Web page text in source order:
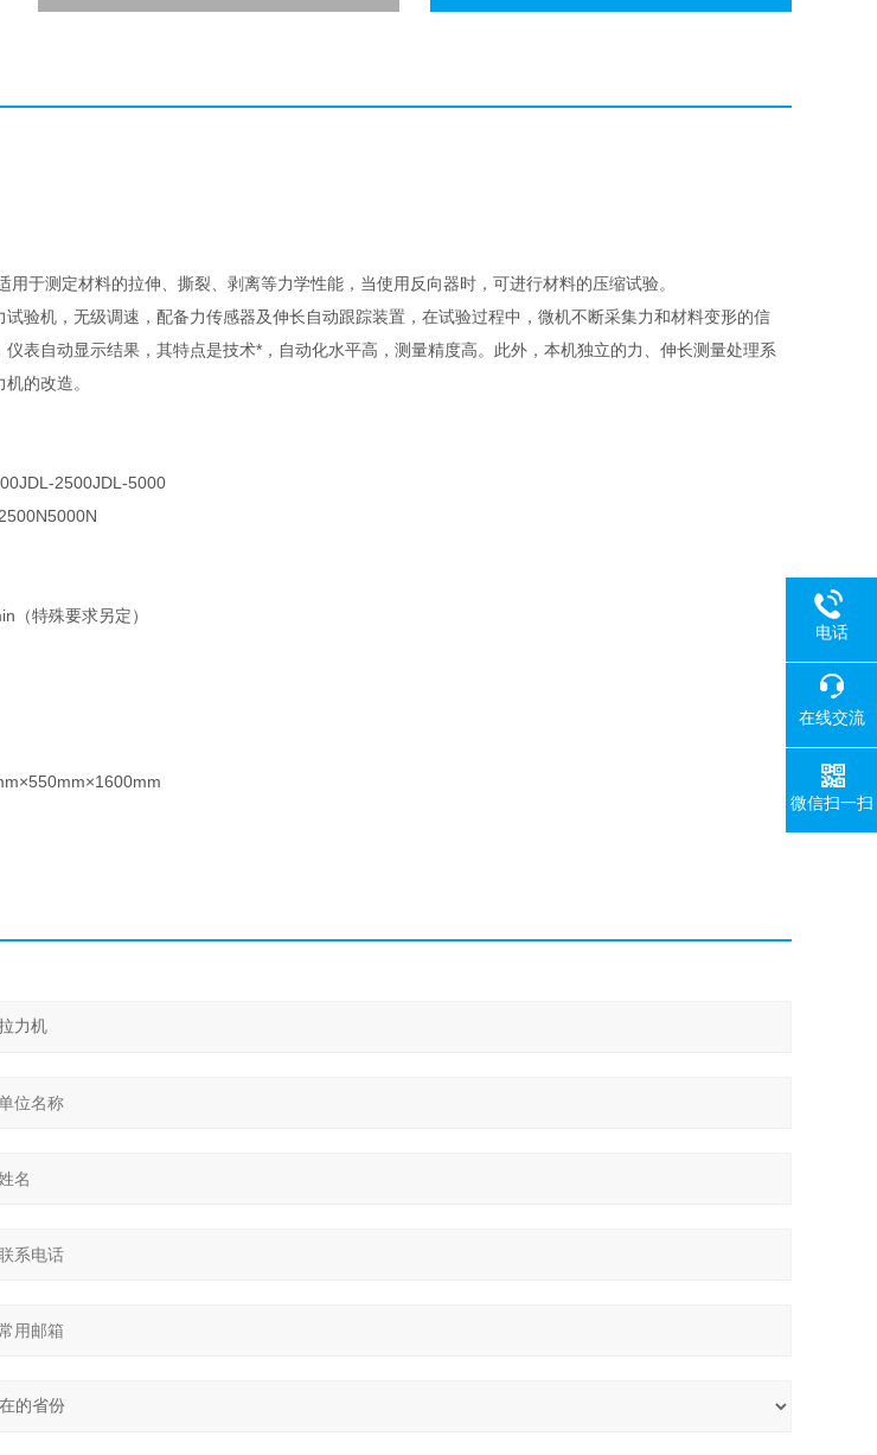
测定材料的拉伸、撕裂、剥离等力学性能，当使用反向器时，可进行材料的压缩试验。
机，无级调速，配备力传感器及伸长自动跟踪装置，在试验过程中，微机不断采集力和材料变形的信
表自动显示结果，其特点是技术*，自动化水平高，测量精度高。此外，本机独立的力、伸长测量处理系
的改造。
2500JDL-5000
特殊要求另定）
电话
在线交流
微信扫一扫